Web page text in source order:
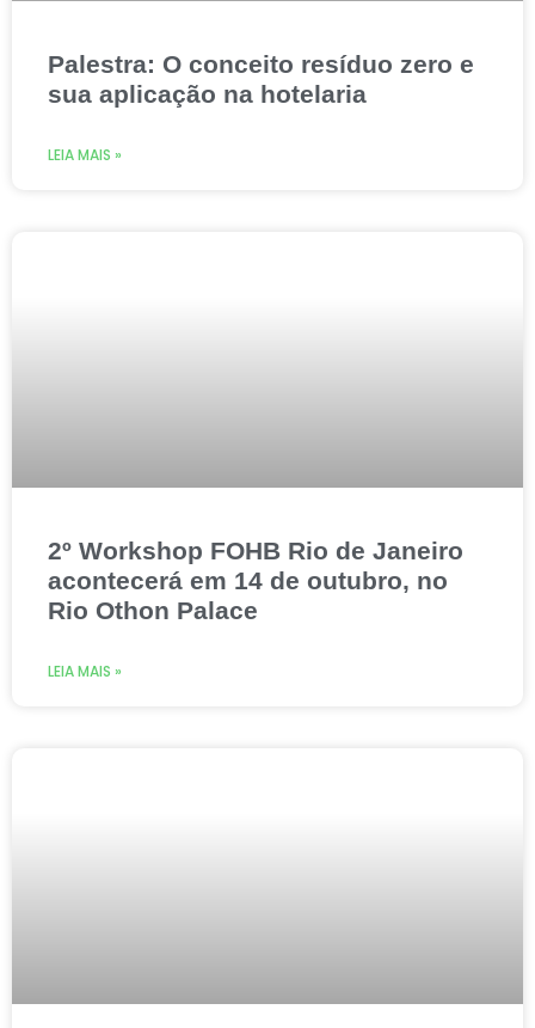
Palestra: O conceito resíduo zero e
sua aplicação na hotelaria
LEIA MAIS »
2º Workshop FOHB Rio de Janeiro
acontecerá em 14 de outubro, no
Rio Othon Palace
LEIA MAIS »